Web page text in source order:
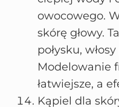
owocowego.
skórę głowy.
połysku,
Modelowanie
łatwiejsze, a
Kąpiel dla